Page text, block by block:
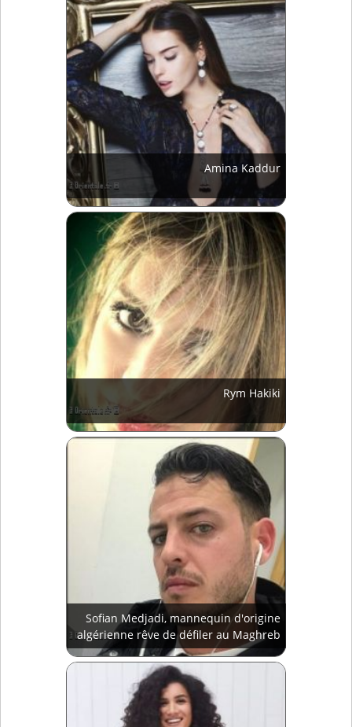
Amina Kaddur
Rym Hakiki
Sofian Medjadi, mannequin d'origine
algérienne rêve de défiler au Maghreb